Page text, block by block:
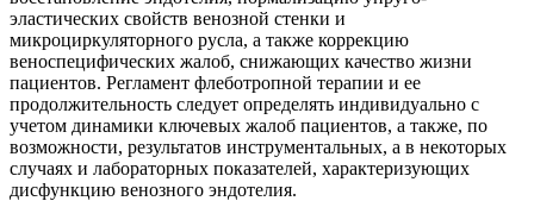
эластических свойств венозной стенки и
микроциркуляторного русла, а также коррекцию
веноспецифических жалоб, снижающих качество жизни
пациентов. Регламент флеботропной терапии и ее
продолжительность следует определять индивидуально с
учетом динамики ключевых жалоб пациентов, а также, по
возможности, результатов инструментальных, а в некоторых
случаях и лабораторных показателей, характеризующих
дисфункцию венозного эндотелия.